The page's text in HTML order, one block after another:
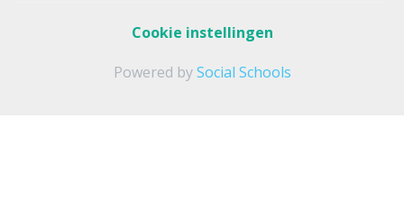
Cookie instellingen
Powered bySocial Schools